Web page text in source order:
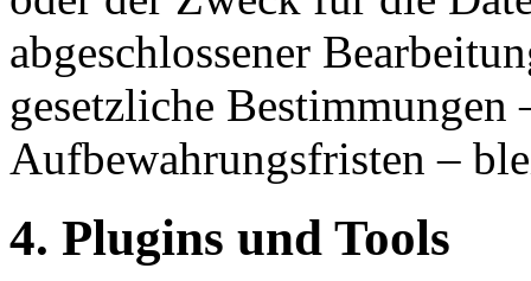
abgeschlossener
gesetzliche Bestimmungen
Aufbewahrungsfristen –
4. Plugins und Tools